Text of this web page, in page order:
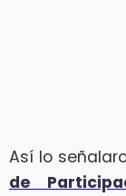
Así lo
de